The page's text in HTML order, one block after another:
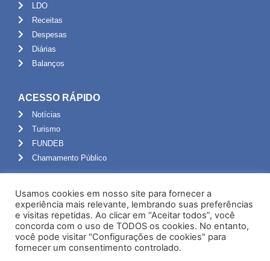
LDO
Receitas
Despesas
Diárias
Balanços
ACESSO RÁPIDO
Notícias
Turismo
FUNDEB
Chamamento Público
Portal do Servidor
Webmail
Administração
Usamos cookies em nosso site para fornecer a
experiência mais relevante, lembrando suas preferências
e visitas repetidas. Ao clicar em “Aceitar todos”, você
concorda com o uso de TODOS os cookies. No entanto,
você pode visitar "Configurações de cookies" para
fornecer um consentimento controlado.